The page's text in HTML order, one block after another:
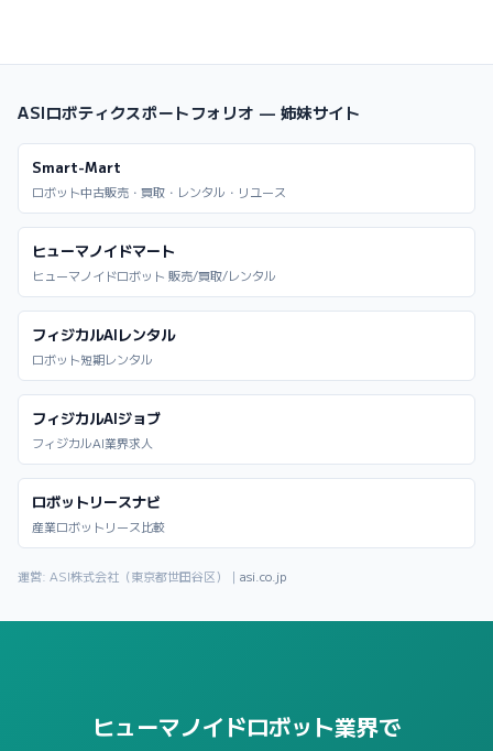
ASIロボティクスポートフォリオ — 姉妹サイト
Smart-Mart
ロボット中古販売・買取・レンタル・リユース
ヒューマノイドマート
ヒューマノイドロボット 販売/買取/レンタル
フィジカルAIレンタル
ロボット短期レンタル
フィジカルAIジョブ
フィジカルAI業界求人
ロボットリースナビ
産業ロボットリース比較
運営: ASI株式会社（東京都世田谷区）｜ asi.co.jp
ヒューマノイドロボット業界で